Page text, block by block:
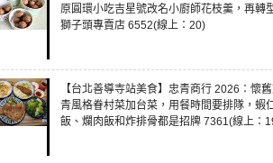
原圓環小吃吉星號改名小廚師花枝羹，再轉
獅子頭專賣店 6552(線上：20)
【台北善導寺站美食】忠青商行 2026：懷
青風格眷村菜加台菜，用餐時間要排隊，蝦
飯、爛肉飯和炸排骨都是招牌 7361(線上：